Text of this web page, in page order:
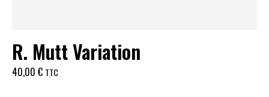
R. Mutt Variation
40,00 € TTC